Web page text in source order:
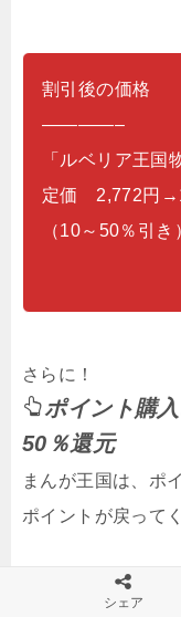
割引後の価格
————–
「ルベリア王国
定価 2,772円
（10～50％引き
さらに！
ポイント購
50％還元
まんが王国は、ポ
ポイントが戻って
シェア